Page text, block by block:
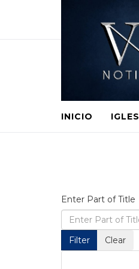
INICIO
Enter Part of Title
Filter Clear